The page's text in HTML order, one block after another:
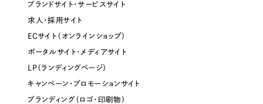
オレンジ・橙色
イエロー・黄色
グリーン・緑色
ブランドサイト・サービスサイト
求人・採用サイト
ECサイト（オンラインショップ）
ポータルサイト・メディアサイト
LP（ランディングページ）
キャンペーン・プロモーションサイト
ブランディング（ロゴ・印刷物）